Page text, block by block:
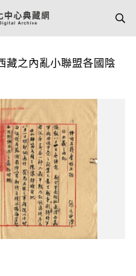
藏之內亂小聯盟各國陰